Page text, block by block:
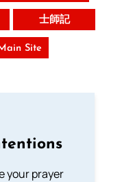
士師記
Site
your prayer